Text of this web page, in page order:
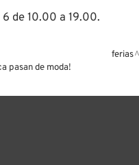
de 10.00 a 19.00.
pasan de moda!
ferias